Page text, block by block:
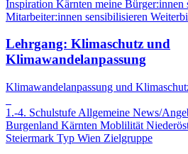
Inspiration Kärnten meine Bürger:innen
Mitarbeiter:innen sensibilisieren
Lehrgang: Klimaschutz und
Klimawandelanpassung
Klimawandelanpassung und
1.-4. Schulstufe Allgemeine News/
Burgenland Kärnten Moblilität
Steiermark Typ Wien Zielgruppe